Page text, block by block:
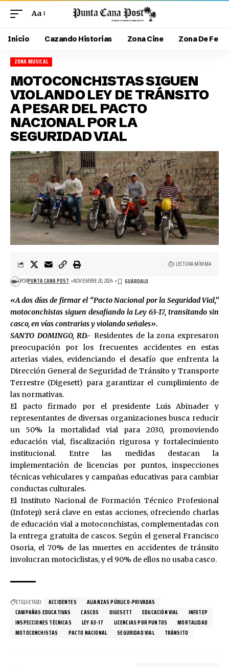
Aa
Inicio Cazando Historias Zona Cine Zona De Fe
ZONA MUSICAL
MOTOCONCHISTAS SIGUEN
VIOLANDO LEY DE TRÁNSITO
A PESAR DEL PACTO
NACIONAL POR LA
SEGURIDAD VIAL
PORPUNTA CANA POST NOVIEMBRE 20, 2024
1 LECTURA MÍNIMA
«A dos días de firmar el “Pacto Nacional por la Seguridad Vial,”
motoconchistas siguen desafiando la Ley 63-17, transitando sin
casco, en vías contrarias y violando señales».
SANTO DOMINGO, RD.- Residentes de la zona expresaron
preocupación por los frecuentes accidentes en estas
arterias viales, evidenciando el desafío que enfrenta la
Dirección General de Seguridad de Tránsito y Transporte
Terrestre (Digesett) para garantizar el cumplimiento de
las normativas.
El pacto firmado por el presidente Luis Abinader y
representantes de diversas organizaciones busca reducir
un 50% la mortalidad vial para 2030, promoviendo
educación vial, fiscalización rigurosa y fortalecimiento
institucional. Entre las medidas destacan la
implementación de licencias por puntos, inspecciones
técnicas vehiculares y campañas educativas para cambiar
conductas culturales.
El Instituto Nacional de Formación Técnico Profesional
(Infotep) será clave en estas acciones, ofreciendo charlas
de educación vial a motoconchistas, complementadas con
la entrega gratuita de cascos. Según el general Francisco
Osoria, el 70% de las muertes en accidentes de tránsito
involucran motociclistas, y el 90% de ellos no usaba casco.
ETIQUETADO: ACCIDENTES
ALIANZAS PÚBLICO-PRIVADAS
CAMPAÑAS EDUCATIVAS
CASCOS DIGESETT EDUCACIÓN VIAL
INFOTEP
INSPECCIONES TÉCNICAS
LEY 63-17 LICENCIAS POR PUNTOS
MORTALIDAD
MOTOCONCHISTAS
PACTO NACIONAL SEGURIDAD VIAL TRÁNSITO